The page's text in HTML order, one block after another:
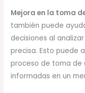
Mejora en la toma
también puede
decisiones al
precisa. Esto puede
proceso de toma de
informadas en un